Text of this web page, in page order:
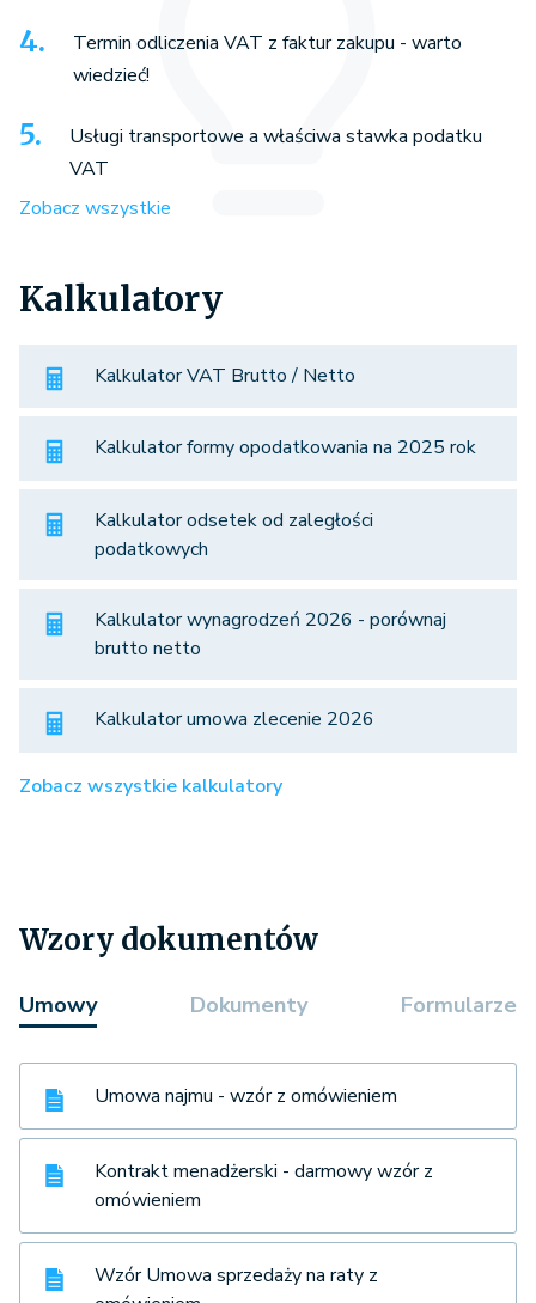
Termin odliczenia VAT z faktur zakupu - warto
wiedzieć!
Usługi transportowe a właściwa stawka podatku
VAT
Zobacz wszystkie
Kalkulatory
Kalkulator VAT Brutto / Netto
Kalkulator formy opodatkowania na 2025 rok
Kalkulator odsetek od zaległości
podatkowych
Kalkulator wynagrodzeń 2026 - porównaj
brutto netto
Kalkulator umowa zlecenie 2026
Zobacz wszystkie kalkulatory
Wzory dokumentów
Umowy Dokumenty Formularze
Umowa najmu - wzór z omówieniem
Kontrakt menadżerski - darmowy wzór z
omówieniem
Wzór Umowa sprzedaży na raty z